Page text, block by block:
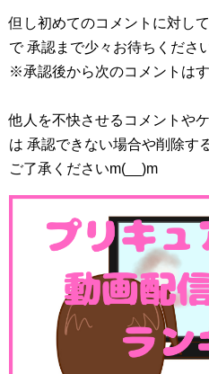
但し初めてのコメントに対し
で 承認まで少々お待ちくださ
※承認後から次のコメントは
他人を不快させるコメントや
は 承認できない場合や削除す
ご了承くださいm(__)m